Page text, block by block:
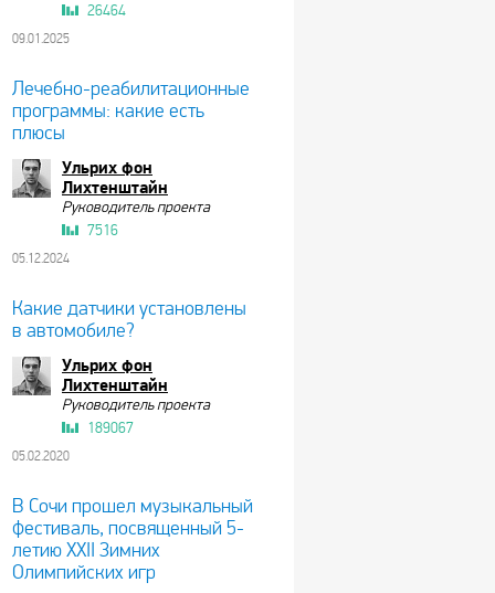
26464
09.01.2025
Лечебно-реабилитационные
программы: какие есть
плюсы
Ульрих фон
Лихтенштайн
Руководитель проекта
7516
05.12.2024
Какие датчики установлены
в автомобиле?
Ульрих фон
Лихтенштайн
Руководитель проекта
189067
05.02.2020
В Сочи прошел музыкальный
фестиваль, посвященный 5-
летию XXII Зимних
Олимпийских игр